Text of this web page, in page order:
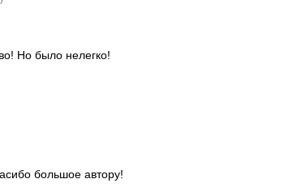
Но было нелегко!
большое автору!